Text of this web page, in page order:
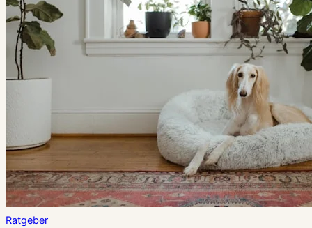
Ratgeber